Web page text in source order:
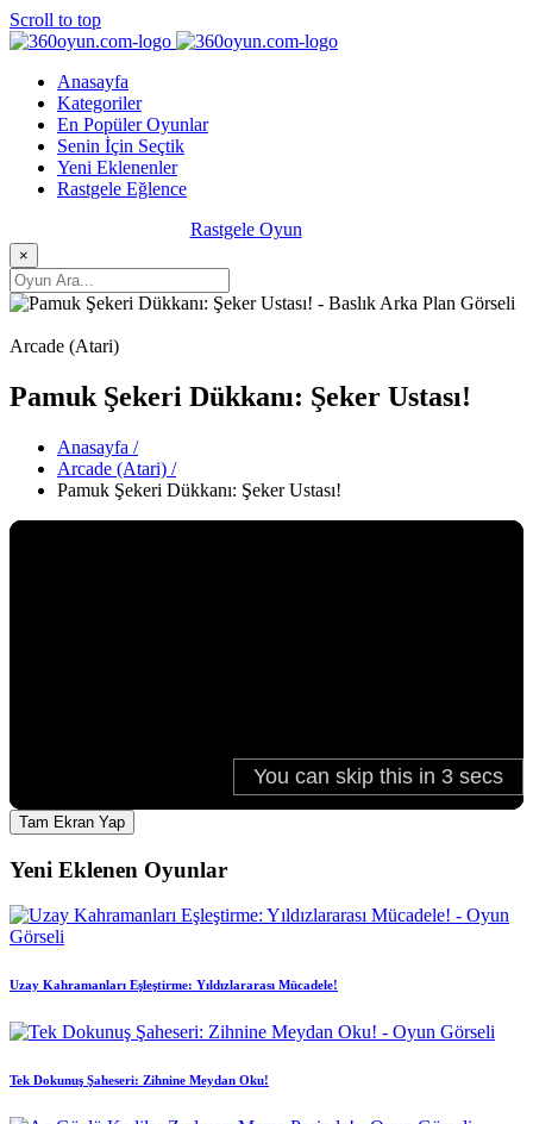
Scroll to top
Anasayfa
Kategoriler
En Popüler Oyunlar
Senin İçin Seçtik
Yeni Eklenenler
Rastgele Eğlence
Rastgele Oyun
×
Arcade (Atari)
Pamuk Şekeri Dükkanı: Şeker Ustası!
Anasayfa /
Arcade (Atari) /
Pamuk Şekeri Dükkanı: Şeker Ustası!
Tam Ekran Yap
Yeni Eklenen Oyunlar
Uzay Kahramanları Eşleştirme: Yıldızlararası Mücadele!
Tek Dokunuş Şaheseri: Zihnine Meydan Oku!